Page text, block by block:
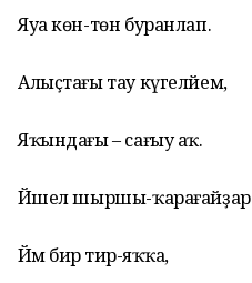
Яуа көн-төн буранлап.
Алыҫтағы тау күгелйем,
Яҡындағы – сағыу аҡ.
Йәшел шыршы-ҡарағайҙар
Йәм бирә тирә-яҡҡа,